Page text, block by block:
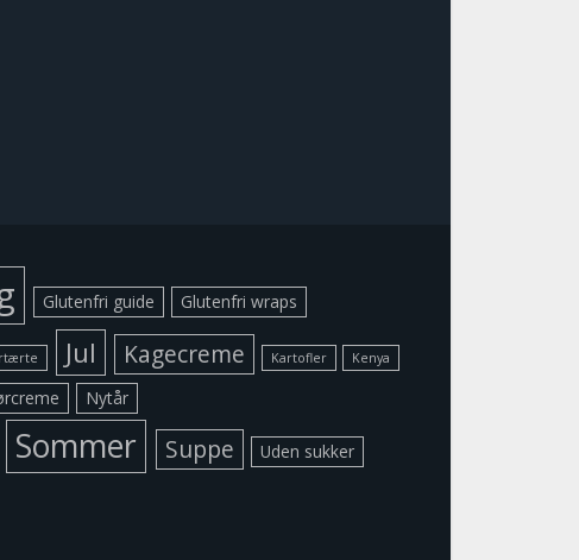
Glutenfri guide Glutenfri wraps
Jul Kagecreme Kartofler Kenya
Nytår
Sommer Suppe Uden sukker